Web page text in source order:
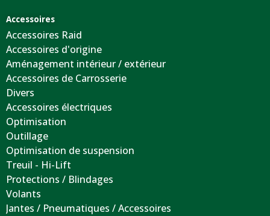
Accessoires
Accessoires Raid
Accessoires d'origine
Aménagement intérieur / extérieur
Accessoires de Carrosserie
Divers
Accessoires électriques
Optimisation
Outillage
Optimisation de suspension
Treuil - Hi-Lift
Protections / Blindages
Volants
Jantes / Pneumatiques / Accessoires